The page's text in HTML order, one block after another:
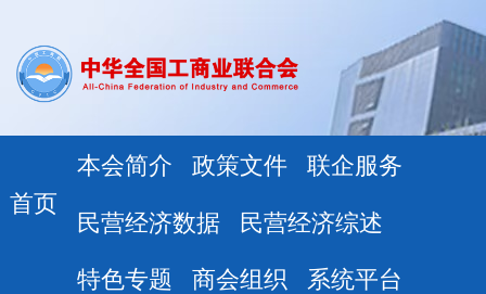
首页
本会简介 政策文件 联企服务
民营经济数据 民营经济综述
特色专题 商会组织 系统平台